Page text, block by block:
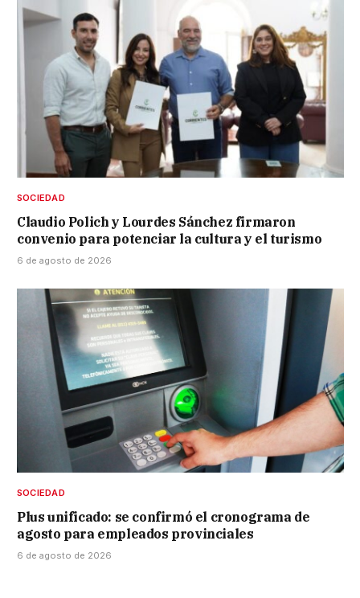
SOCIEDAD
Claudio Polich y Lourdes Sánchez firmaron
convenio para potenciar la cultura y el turismo
6 de agosto de 2026
SOCIEDAD
Plus unificado: se confirmó el cronograma de
agosto para empleados provinciales
6 de agosto de 2026